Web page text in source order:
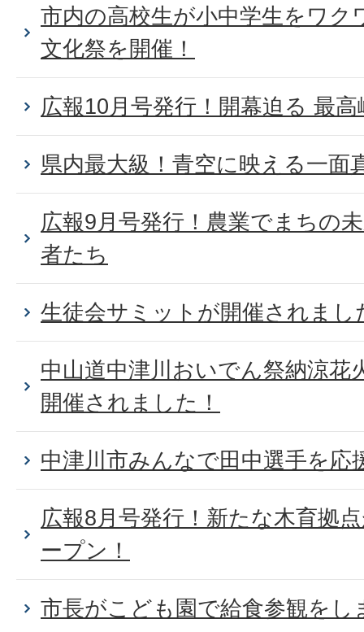
市内の高校生が小中学生をワ
文化祭を開催！
広報10月号発行！開幕迫る 最
県内最大級！青空に映える一面
広報9月号発行！農業でまちの
者たち
生徒会サミットが開催されまし
中山道中津川おいでん祭納涼花
開催されました！
中津川市みんなで田中選手を応
広報8月号発行！新たな木育拠
ープン！
市長がこども園で給食参観をし